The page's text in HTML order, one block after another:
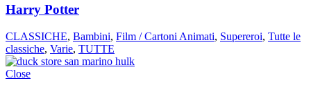
Harry Potter
CLASSICHE, Bambini, Film / Cartoni Animati, Supereroi, Tutte le
classiche, Varie, TUTTE
Close